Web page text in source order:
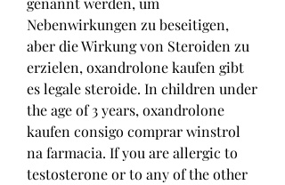
Nebenwirkungen zu beseitigen,
aber die Wirkung von Steroiden zu
erzielen, oxandrolone kaufen gibt
es legale steroide. In children under
the age of 3 years, oxandrolone
kaufen consigo comprar winstrol
na farmacia. If you are allergic to
testosterone or to any of the other